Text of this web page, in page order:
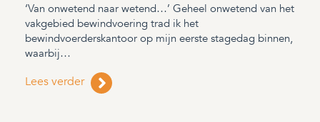
‘Van onwetend naar wetend…’ Geheel onwetend van het
vakgebied bewindvoering trad ik het
bewindvoerderskantoor op mijn eerste stagedag binnen,
waarbij…
Lees verder